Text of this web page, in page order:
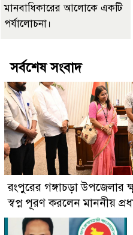
মানবাধিকারের আলোকে একটি
পর্যালোচনা।
সর্বশেষ সংবাদ
রংপুরের গঙ্গাচড়া উপজেলার
স্বপ্ন পূরণ করলেন মাননীয়